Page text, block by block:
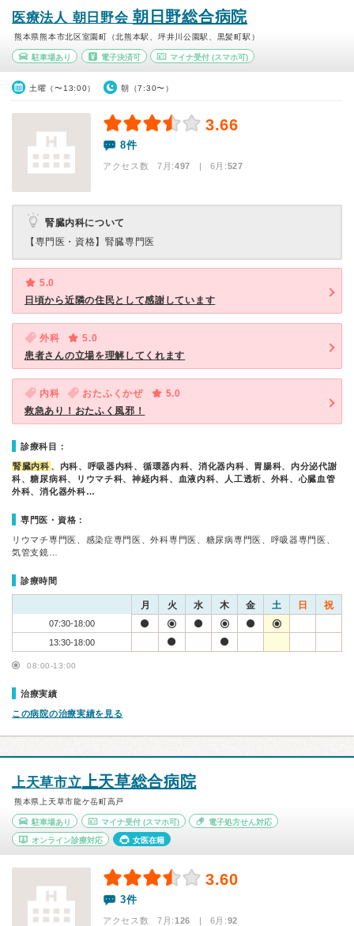
医療法人 朝日野会 朝日野総合病院
熊本県熊本市北区室園町（北熊本駅、坪井川公園駅、黒髪町駅）
駐車場あり 電子決済可 マイナ受付 (スマホ可)
土曜（〜13:00） 朝（7:30〜）
3.66
8件
アクセス数 7月:497 | 6月:527
腎臓内科について
【専門医・資格】 腎臓専門医
5.0
日頃から近隣の住民として感謝しています
外科
5.0
患者さんの立場を理解してくれます
内科 おたふくかぜ
5.0
救急あり！おたふく風邪！
診療科目：
腎臓内科 、内科、呼吸器内科、循環器内科、消化器内科、胃腸科、内分泌代謝
科、糖尿病科、リウマチ科、神経内科、血液内科、人工透析、外科、心臓血管
外科、消化器外科…
専門医・資格：
リウマチ専門医、感染症専門医、外科専門医、糖尿病専門医、呼吸器専門医、
気管支鏡…
診療時間
月 火 水 木 金 土 日 祝
07:30-18:00
13:30-18:00
08:00-13:00
治療実績
この病院の治療実績を見る
上天草市立上天草総合病院
熊本県上天草市龍ケ岳町高戸
駐車場あり マイナ受付(スマホ可) 電子処方せん対応
オンライン診療対応 女医在籍
3.60
3件
アクセス数 7月:126 | 6月:92